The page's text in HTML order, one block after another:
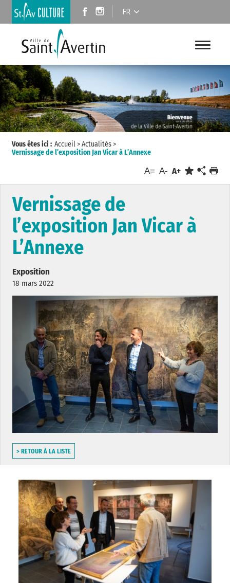
FR
Vous êtes ici : Accueil>Actualités>
Vernissage de l’exposition Jan Vicar à L’Annexe
A= A- A+
Vernissage de
l’exposition Jan Vicar à
L’Annexe
Exposition
18 mars 2022
> RETOUR À LA LISTE